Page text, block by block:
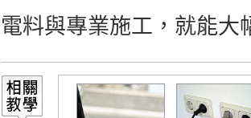
電料與專業施工，就能大